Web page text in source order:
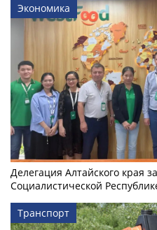
Экономика
Делегация Алтайского края
Социалистической
Транспорт